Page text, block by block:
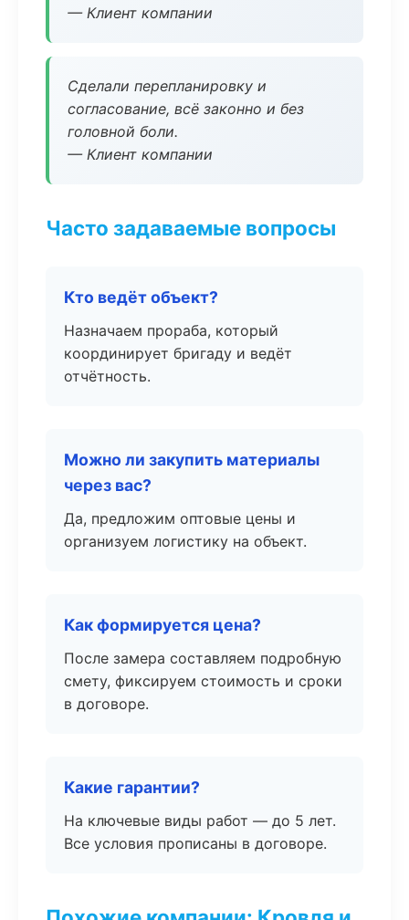
— Клиент компании
Сделали перепланировку и
согласование, всё законно и без
головной боли.
— Клиент компании
Часто задаваемые вопросы
Кто ведёт объект?
Назначаем прораба, который
координирует бригаду и ведёт
отчётность.
Можно ли закупить материалы
через вас?
Да, предложим оптовые цены и
организуем логистику на объект.
Как формируется цена?
После замера составляем подробную
смету, фиксируем стоимость и сроки
в договоре.
Какие гарантии?
На ключевые виды работ — до 5 лет.
Все условия прописаны в договоре.